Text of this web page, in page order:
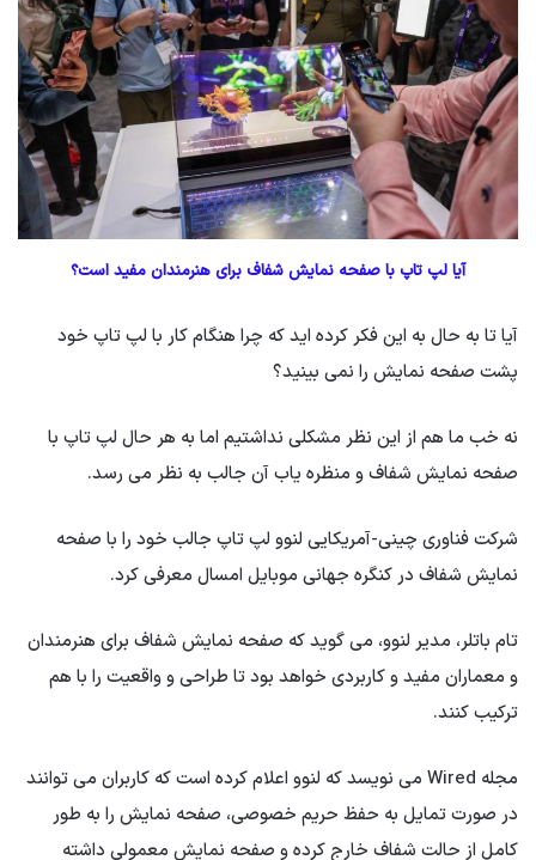
آیا لپ تاپ با صفحه نمایش شفاف برای هنرمندان مفید است؟
آیا تا به حال به این فکر کرده اید که چرا هنگام کار با لپ تاپ خود
پشت صفحه نمایش را نمی بینید؟
نه خب ما هم از این نظر مشکلی نداشتیم اما به هر حال لپ تاپ با
صفحه نمایش شفاف و منظره یاب آن جالب به نظر می رسد.
شرکت فناوری چینی-آمریکایی لنوو لپ تاپ جالب خود را با صفحه
نمایش شفاف در کنگره جهانی موبایل امسال معرفی کرد.
تام باتلر، مدیر لنوو، می گوید که صفحه نمایش شفاف برای هنرمندان
و معماران مفید و کاربردی خواهد بود تا طراحی و واقعیت را با هم
ترکیب کنند.
مجله Wired می نویسد که لنوو اعلام کرده است که کاربران می توانند
در صورت تمایل به حفظ حریم خصوصی، صفحه نمایش را به طور
کامل از حالت شفاف خارج کرده و صفحه نمایش معمولی داشته